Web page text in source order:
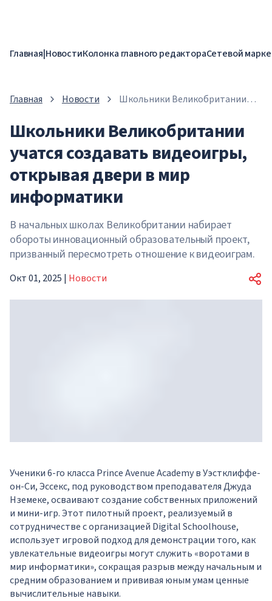
Главная|НовостиКолонка главного редактораСетевой
Главная Новости
Школьники Великобритании
открывая двери в мир
информатики
Школьники Великобритании
учатся создавать видеоигры,
открывая двери в мир
информатики
В начальных школах Великобритании набирает
обороты инновационный образовательный проект,
призванный пересмотреть отношение к видеоиграм.
Окт 01, 2025 | Новости
Ученики 6-го класса Prince Avenue Academy в Уэстклиффе-
он-Си, Эссекс, под руководством преподавателя Джуда
Нземеке, осваивают создание собственных приложений
и мини-игр. Этот пилотный проект, реализуемый в
сотрудничестве с организацией Digital Schoolhouse,
использует игровой подход для демонстрации того, как
увлекательные видеоигры могут служить «воротами в
мир информатики», сокращая разрыв между начальным и
средним образованием и прививая юным умам ценные
вычислительные навыки.